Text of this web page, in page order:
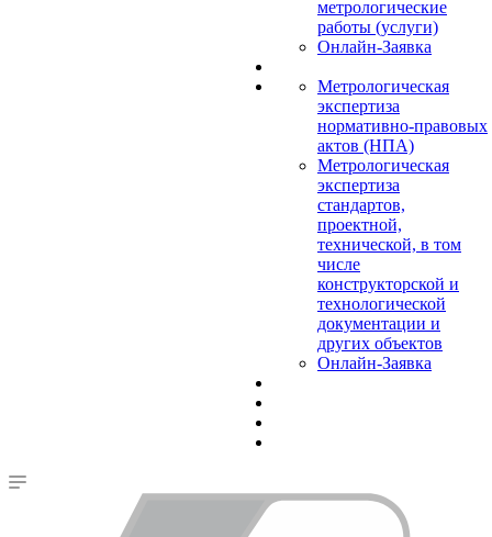
метрологические
работы (услуги)
Онлайн-Заявка
Метрологическая
экспертиза
нормативно-правовых
актов (НПА)
Метрологическая
экспертиза
стандартов,
проектной,
технической, в том
числе
конструкторской и
технологической
документации и
других объектов
Онлайн-Заявка